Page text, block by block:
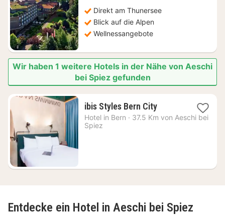
Direkt am Thunersee
Blick auf die Alpen
Wellnessangebote
Wir haben 1 weitere Hotels in der Nähe von Aeschi
bei Spiez gefunden
ibis Styles Bern City1
Nacht
Hotel in Bern · 37.5 Km von Aeschi bei
Spiez
Entdecke ein Hotel in Aeschi bei Spiez